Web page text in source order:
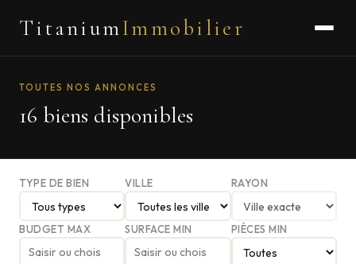
TitaniumImmobilier
TOUTES NOS ANNONCES
16 biens disponibles
TYPE DE BIEN VILLE RAYON
BUDGET MAX SURFACE MIN PIÈCES MIN